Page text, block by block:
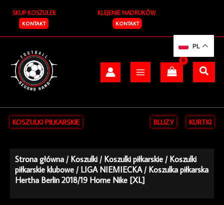
treści
SKUP KOSZULEK
KONTAKT
KLEJENIE NADRUKÓW
KONTAKT
KOSZULKI PIŁKARSKIE BLUZY KURTKI
Strona główna /Koszulki /Koszulki piłkarskie /Koszulki
piłkarskie klubowe /LIGA NIEMIECKA/ Koszulka piłkarska
Hertha Berlin 2018/19 Home Nike [XL]
PL